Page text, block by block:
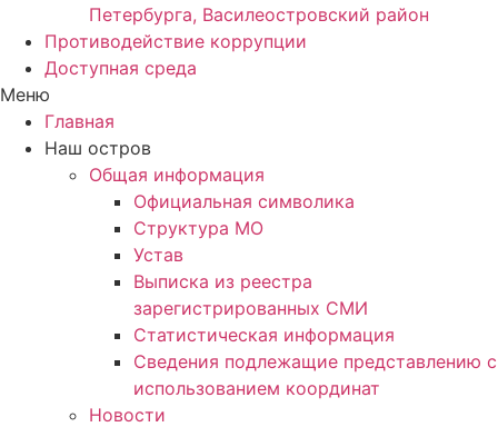
Петербурга, Василеостровский район
Противодействие коррупции
Доступная среда
Меню
Главная
Наш остров
Общая информация
Официальная символика
Структура МО
Устав
Выписка из реестра
зарегистрированных СМИ
Статистическая информация
Сведения подлежащие представлению с
использованием координат
Новости